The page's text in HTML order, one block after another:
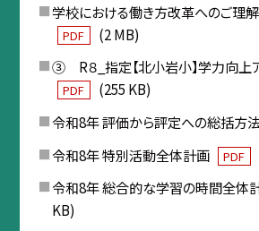
学校における働き方改革へのご理
PDF
(2 MB)
③ R８_指定【北小岩小】学力向上
PDF
(255 KB)
令和8年 評価から評定への総括方
令和8年 特別活動全体計画
PDF
令和8年 総合的な学習の時間全体
KB)